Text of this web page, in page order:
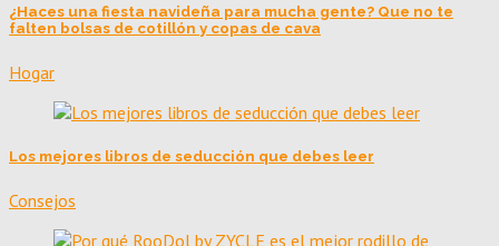
¿Haces una fiesta navideña para mucha gente? Que no te
falten bolsas de cotillón y copas de cava
Hogar
Los mejores libros de seducción que debes leer
Consejos